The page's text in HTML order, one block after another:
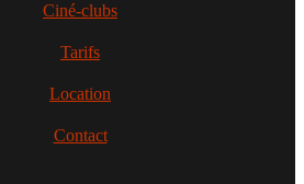
Ciné-clubs
Tarifs
Location
Contact